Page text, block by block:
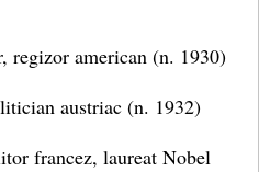
regizor american (n. 1930)
austriac (n. 1932)
francez, laureat Nobel